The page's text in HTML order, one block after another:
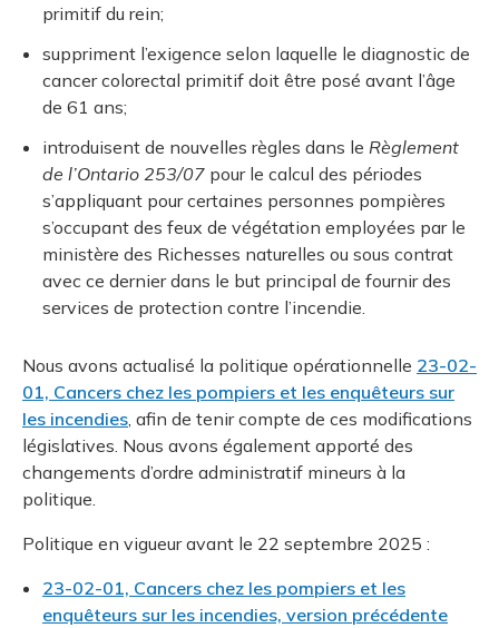
primitif du rein;
suppriment l’exigence selon laquelle le diagnostic de
cancer colorectal primitif doit être posé avant l’âge
de 61 ans;
introduisent de nouvelles règles dans le Règlement
de l’Ontario 253/07 pour le calcul des périodes
s’appliquant pour certaines personnes pompières
s’occupant des feux de végétation employées par le
ministère des Richesses naturelles ou sous contrat
avec ce dernier dans le but principal de fournir des
services de protection contre l’incendie.
Nous avons actualisé la politique opérationnelle 23-02-
01, Cancers chez les pompiers et les enquêteurs sur
les incendies, afin de tenir compte de ces modifications
législatives. Nous avons également apporté des
changements d’ordre administratif mineurs à la
politique.
Politique en vigueur avant le 22 septembre 2025 :
23-02-01, Cancers chez les pompiers et les
enquêteurs sur les incendies, version précédente